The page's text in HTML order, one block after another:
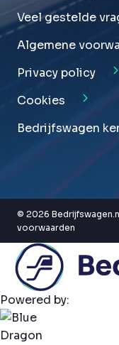
Veel gestelde
Algemene
Privacy policy
Cookies
Bedrijfswagen
© 2026
voorwaarden
Powered by: